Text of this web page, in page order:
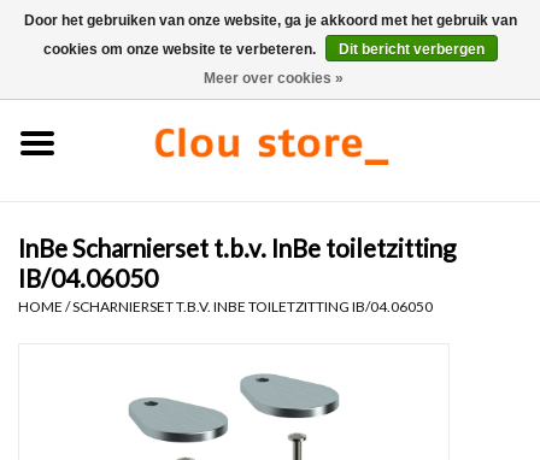
0 Artikelen - €0,00
Fonteinsets
InBe Scharnierset t.b.v. InBe toiletzitting
IB/04.06050
HOME /SCHARNIERSET T.B.V. INBE TOILETZITTING IB/04.06050
Door het gebruiken van onze website, ga je akkoord met het gebruik van
cookies om onze website te verbeteren.
Dit bericht verbergen
Meer over cookies »